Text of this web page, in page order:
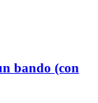
bando (con